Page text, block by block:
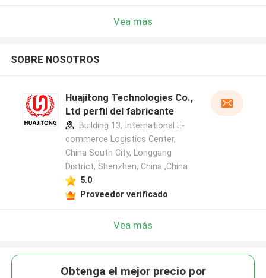
Vea más
SOBRE NOSOTROS
Huajitong Technologies Co.,
Ltd perfil del fabricante
Building 13, International E-
commerce Logistics Center,
China South City, Longgang
District, Shenzhen, China ,China
5.0
Proveedor verificado
Vea más
Obtenga el mejor precio por